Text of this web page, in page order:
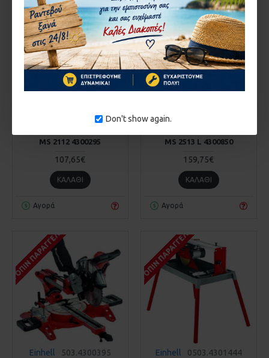
Don't show again.
1-10 ΗΜΈΡΕΣ
MS 2112 4300295
107,65€
ΚΑΛΆΘΙ
Αγορά
MS 2513 L 4300850
159,75€
ΚΑΛΆΘΙ
Αγορά
ΚΑΤΌΠΙΝ ΠΑΡΑΓΓΕΛΊΑΣ
Einhell 503.4300395
ΚΑΤΌΠΙΝ ΠΑΡΑΓΓΕΛΊΑΣ
Einhell 0503.4301444